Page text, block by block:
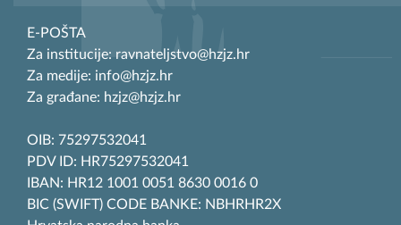
E-POŠTA
Za institucije: ravnateljstvo@hzjz.hr
Za medije: info@hzjz.hr
Za građane: hzjz@hzjz.hr
OIB: 75297532041
PDV ID: HR75297532041
IBAN: HR12 1001 0051 8630 0016 0
BIC (SWIFT) CODE BANKE: NBHRHR2X